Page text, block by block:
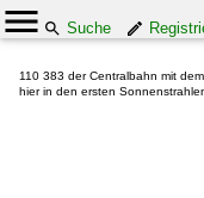
Suche
110 383 der Centralbahn mit
hier in den ersten